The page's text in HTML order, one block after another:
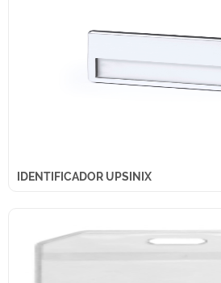
IDENTIFICADOR UPSINIX